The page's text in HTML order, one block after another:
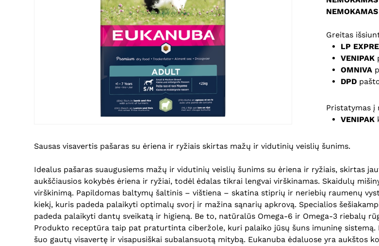
NEMOKAMAS
Greitas
LP
VENIPAK
OMNIVA
DPD
Pristatymas į
VENIPAK
Sausas visavertis pašaras su ėriena ir ryžiais skirtas mažų ir vidutinių veislių šunims.
Idealus pašaras suaugusiems mažų ir vidutinių veislių šunims su ėriena ir ryžiais, skirtas
aukščiausios kokybės ėriena ir ryžiai, todėl ėdalas tikrai lengvai virškinamas. Skaidulų
virškinimą. Papildomas baltymų šaltinis – vištiena – skatina stiprių ir neriebių raumenų
kiekį, kuris padeda palaikyti optimalų svorį ir mažina sąnarių apkrovą. Specialios
padeda palaikyti dantų sveikatą ir higieną. Be to, natūralūs Omega-6 ir Omega-3 riebalų
Produkto receptūra taip pat praturtinta ciberžole, kuri palaiko jūsų šuns imuninę sistemą.
šuo gautų visavertę ir visapusiškai subalansuotą mitybą. Eukanuba ėdaluose yra aukštos
puslapį,